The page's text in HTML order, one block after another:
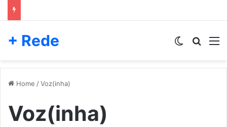
+ Rede Switch skin
Home /Voz(inha)
Voz(inha)